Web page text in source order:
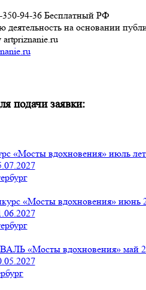
350-94-36 Бесплатный РФ
на основании
подачи заявки:
вдохновения» июль
«Мосты вдохновения» июнь
вдохновения» май